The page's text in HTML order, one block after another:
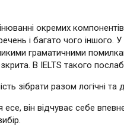
окремих
і багато чого
граматичними
В IELTS такого
зібрати разом логічні
він відчуває себе